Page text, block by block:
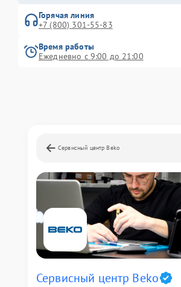
Горячая линия
+7 (800) 301-55-83
Время работы
Ежедневно с 9:00 до 21:00
Сервисный центр Beko
Сервисный центр Beko